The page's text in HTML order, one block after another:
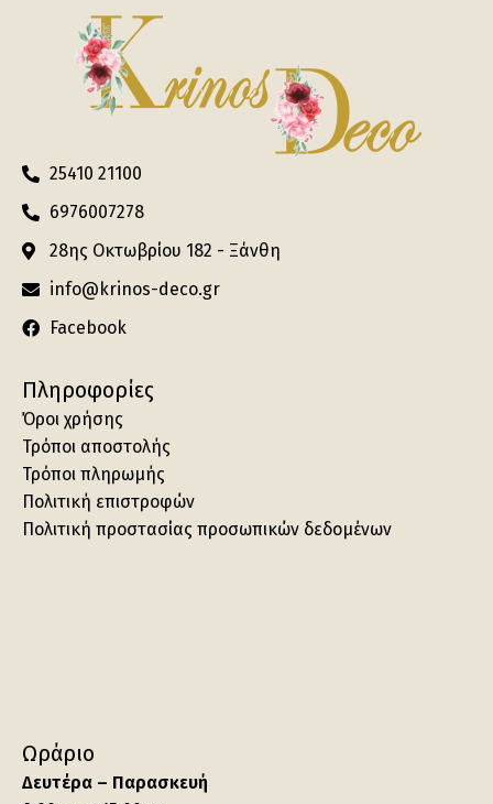
25410 21100
6976007278
28ης Οκτωβρίου 182 - Ξάνθη
info@krinos-deco.gr
Facebook
Πληροφορίες
Όροι χρήσης
Τρόποι αποστολής
Τρόποι πληρωμής
Πολιτική επιστροφών
Πολιτική προστασίας προσωπικών δεδομένων
Ωράριο
Δευτέρα – Παρασκευή